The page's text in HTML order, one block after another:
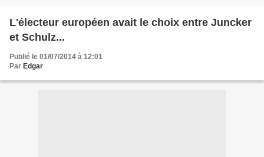
L'électeur européen avait le choix entre Juncker
et Schulz...
Publié le 01/07/2014 à 12:01
Par Edgar